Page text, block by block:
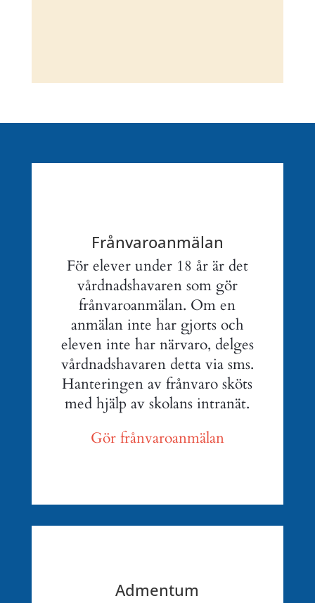
Frånvaroanmälan
För elever under 18 år är det
vårdnadshavaren som gör
frånvaroanmälan. Om en
anmälan inte har gjorts och
eleven inte har närvaro, delges
vårdnadshavaren detta via sms.
Hanteringen av frånvaro sköts
med hjälp av skolans intranät.
Gör frånvaroanmälan
Admentum